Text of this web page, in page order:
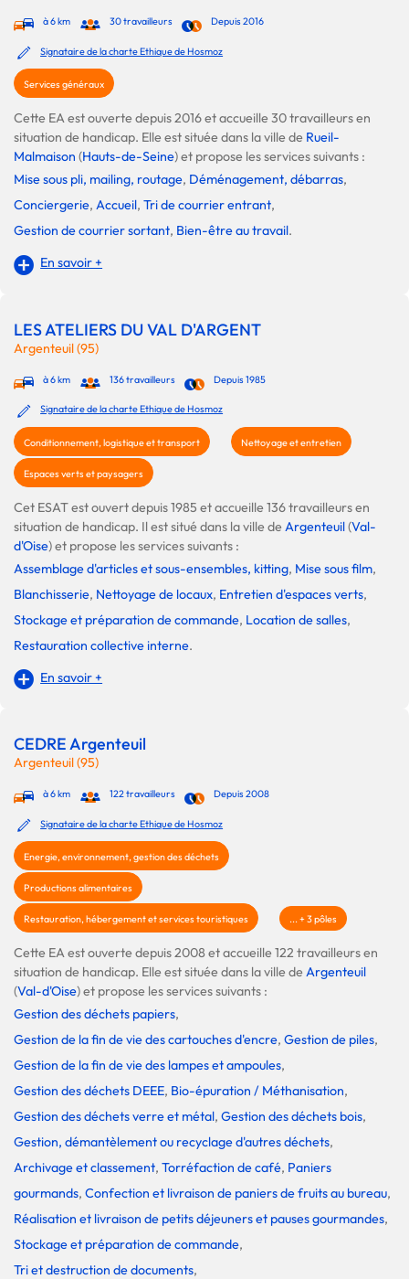
à 6 km 30 travailleurs Depuis 2016
Signataire de la charte Ethique de Hosmoz
Services généraux
Cette EA est ouverte depuis 2016 et accueille 30 travailleurs en
situation de handicap. Elle est située dans la ville de Rueil-
Malmaison (Hauts-de-Seine) et propose les services suivants :
Mise sous pli, mailing, routage, Déménagement, débarras,
Conciergerie, Accueil, Tri de courrier entrant,
Gestion de courrier sortant, Bien-être au travail.
En savoir +
LES ATELIERS DU VAL D'ARGENT
Argenteuil (95)
à 6 km 136 travailleurs Depuis 1985
Signataire de la charte Ethique de Hosmoz
Conditionnement, logistique et transport Nettoyage et entretien
Espaces verts et paysagers
Cet ESAT est ouvert depuis 1985 et accueille 136 travailleurs en
situation de handicap. Il est situé dans la ville de Argenteuil(Val-
d'Oise) et propose les services suivants :
Assemblage d'articles et sous-ensembles, kitting, Mise sous film,
Blanchisserie, Nettoyage de locaux, Entretien d'espaces verts,
Stockage et préparation de commande, Location de salles,
Restauration collective interne.
En savoir +
CEDRE Argenteuil
Argenteuil (95)
à 6 km 122 travailleurs Depuis 2008
Signataire de la charte Ethique de Hosmoz
Energie, environnement, gestion des déchets
Productions alimentaires
Restauration, hébergement et services touristiques ... + 3 pôles
Cette EA est ouverte depuis 2008 et accueille 122 travailleurs en
situation de handicap. Elle est située dans la ville deArgenteuil
(Val-d'Oise) et propose les services suivants :
Gestion des déchets papiers,
Gestion de la fin de vie des cartouches d'encre, Gestion de piles,
Gestion de la fin de vie des lampes et ampoules,
Gestion des déchets DEEE, Bio-épuration / Méthanisation,
Gestion des déchets verre et métal, Gestion des déchets bois,
Gestion, démantèlement ou recyclage d'autres déchets,
Archivage et classement, Torréfaction de café, Paniers
gourmands, Confection et livraison de paniers de fruits au bureau,
Réalisation et livraison de petits déjeuners et pauses gourmandes,
Stockage et préparation de commande,
Tri et destruction de documents,